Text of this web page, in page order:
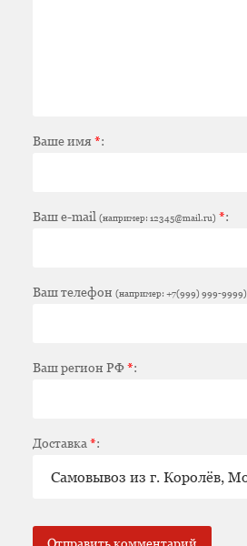
Ваше имя*:
Ваш e-mail (например: 12345@mail.ru) *:
Ваш телефон (например: +7(999) 999-9999)
Ваш регион РФ*:
Доставка *: